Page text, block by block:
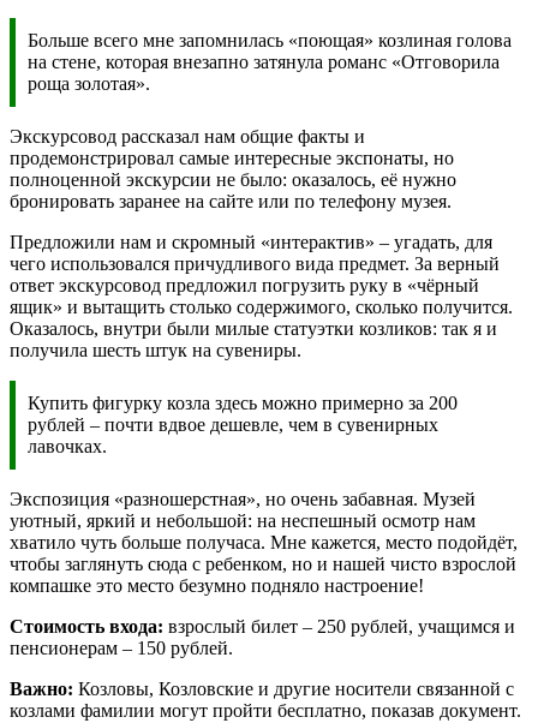
Больше всего мне запомнилась «поющая» козлиная голова
на стене, которая внезапно затянула романс «Отговорила
роща золотая».
Экскурсовод рассказал нам общие факты и
продемонстрировал самые интересные экспонаты, но
полноценной экскурсии не было: оказалось, её нужно
бронировать заранее на сайте или по телефону музея.
Предложили нам и скромный «интерактив» – угадать, для
чего использовался причудливого вида предмет. За верный
ответ экскурсовод предложил погрузить руку в «чёрный
ящик» и вытащить столько содержимого, сколько получится.
Оказалось, внутри были милые статуэтки козликов: так я и
получила шесть штук на сувениры.
Купить фигурку козла здесь можно примерно за 200
рублей – почти вдвое дешевле, чем в сувенирных
лавочках.
Экспозиция «разношерстная», но очень забавная. Музей
уютный, яркий и небольшой: на неспешный осмотр нам
хватило чуть больше получаса. Мне кажется, место подойдёт,
чтобы заглянуть сюда с ребенком, но и нашей чисто взрослой
компашке это место безумно подняло настроение!
Стоимость входа: взрослый билет – 250 рублей, учащимся и
пенсионерам – 150 рублей.
Важно: Козловы, Козловские и другие носители связанной с
козлами фамилии могут пройти бесплатно, показав документ.